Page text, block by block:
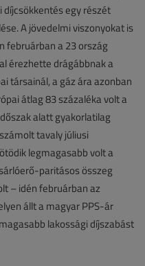
díjcsökkentés egy részét
A jövedelmi viszonyokat is
februárban a 23 ország
érezhette drágábbnak a
társainál, a gáz ára azonban
átlag 83 százaléka volt a
alatt gyakorlatilag
tavaly júliusi
legmagasabb volt a
paritásos összeg
– idén februárban az
állt a magyar PPS-ár
lakossági díjszabást